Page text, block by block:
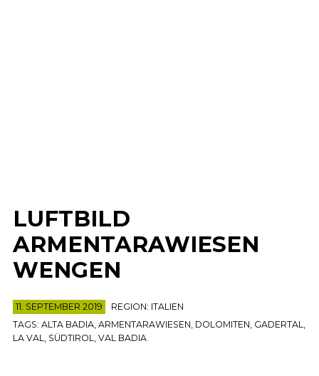
LUFTBILD
ARMENTARAWIESEN
WENGEN
11. SEPTEMBER 2019 REGION: ITALIEN
TAGS: ALTA BADIA, ARMENTARAWIESEN, DOLOMITEN, GADERTAL,
LA VAL, SÜDTIROL, VAL BADIA